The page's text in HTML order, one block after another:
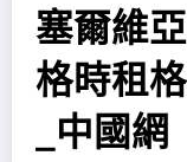
塞爾維
格時租
_中國網